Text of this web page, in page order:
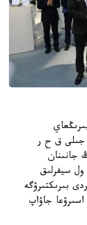
جۇيەسى نەگىز بولدى. 2023 -جىلى ق ح ر
جانىنان
ول سيفرلىق
بىرىكتىرۋگە
جاۋاپ